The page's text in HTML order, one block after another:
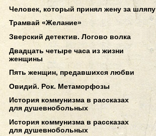
Человек, который принял жену за шляпу
Трамвай «Желание»
Зверский детектив. Логово волка
Двадцать четыре часа из жизни
женщины
Пять женщин, предавшихся любви
Овидий. Рок. Метаморфозы
История коммунизма в рассказах
для душевнобольных
История коммунизма в рассказах
для душевнобольных